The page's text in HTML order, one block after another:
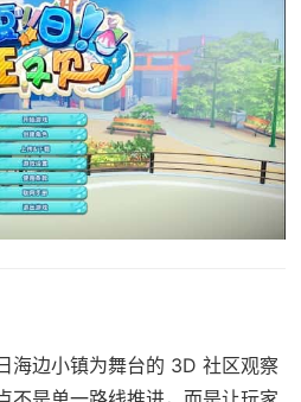
海边小镇为舞台的 3D 社区观察